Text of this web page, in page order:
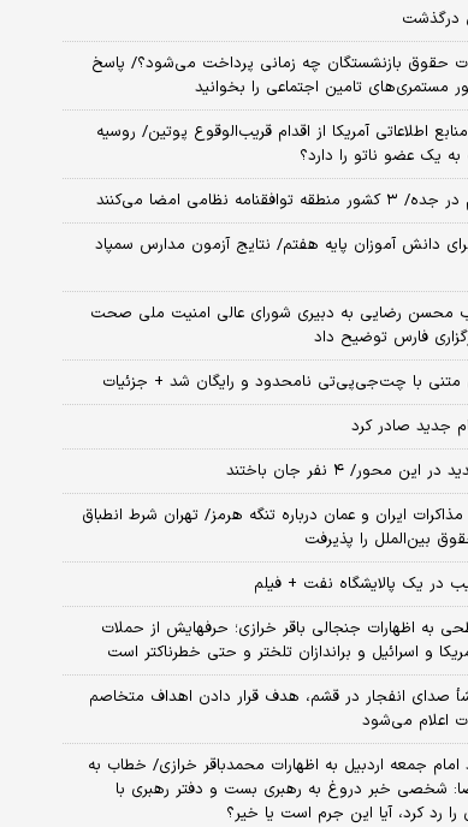
درگذشت
حقوق بازنشستگان چه زمانی پرداخت می‌شود؟/ پاسخ
مستمری‌های تامین اجتماعی را بخوانید
اطلاعاتی آمریکا از اقدام قریب‌الوقوع پوتین/ روسیه
یک عضو ناتو را دارد؟
نظامی امضا می‌کنند
دانش آموزان پایه هفتم/ نتایج آزمون مدارس سمپاد
محسن رضایی به دبیری شورای عالی امنیت ملی صحت
فارس توضیح داد
با چت‌جی‌پی‌تی نامحدود و رایگان شد + جزئیات
جدید صادر کرد
محور/ ۴ نفر جان باختند
مذاکرات ایران و عمان درباره تنگه هرمز/ تهران شرط انطباق
بین‌الملل را پذیرفت
در یک پالایشگاه نفت + فیلم
به اظهارات جنجالی باقر خرازی؛ حرفهایش از حملات
و اسرائیل و براندازان تلختر و حتی خطرناکتر است
صدای انفجار در قشم، هدف قرار دادن اهداف متخاصم
اعلام می‌شود
امام جمعه اردبیل به اظهارات محمدباقر خرازی/ خطاب به
شخصی خبر دروغ به رهبری بست و دفتر رهبری با
رد کرد، آیا این جرم است یا خیر؟